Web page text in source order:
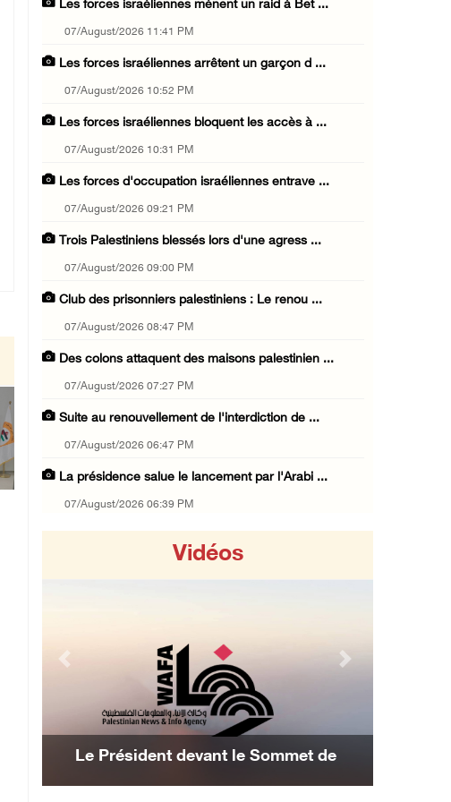
Les forces israéliennes mènent un raid à Bet ...
07/August/2026 11:41 PM
Les forces israéliennes arrêtent un garçon d ...
07/August/2026 10:52 PM
Les forces israéliennes bloquent les accès à ...
07/August/2026 10:31 PM
Les forces d'occupation israéliennes entrave ...
07/August/2026 09:21 PM
Trois Palestiniens blessés lors d'une agress ...
07/August/2026 09:00 PM
Club des prisonniers palestiniens : Le renou ...
07/August/2026 08:47 PM
Des colons attaquent des maisons palestinien ...
07/August/2026 07:27 PM
Suite au renouvellement de l'interdiction de ...
07/August/2026 06:47 PM
La présidence salue le lancement par l'Arabi ...
07/August/2026 06:39 PM
07/August/2026 06:14 PM
Environ 70 000 fidèles ont accompli la prièr ...
07/August/2026 02:45 PM
La présidence palestinienne condamne les att ...
Vidéos
Le Président devant le Sommet de
Previous Next